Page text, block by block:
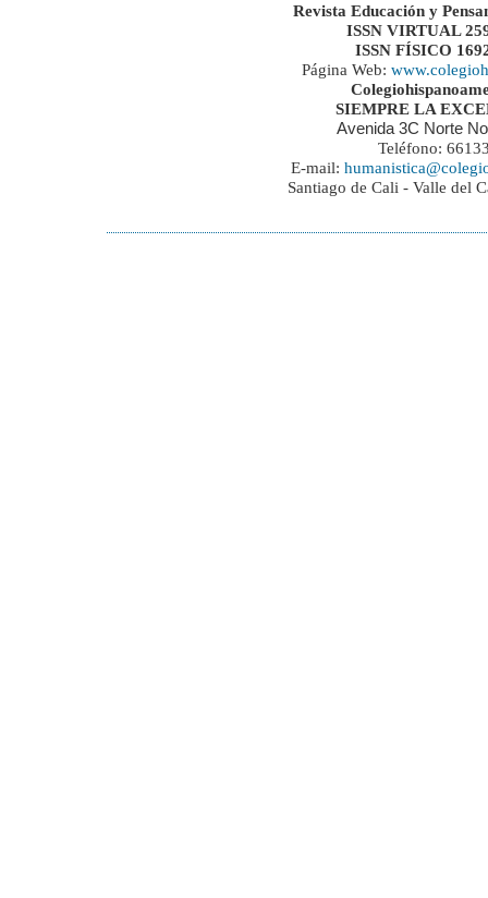
Revista Educación y
ISSN VIRTUAL
ISSN FÍSICO
Página Web:
SIEMPRE LA
Avenida 3C Norte
Teléfono:
E-mail:
Santiago de Cali - Valle del